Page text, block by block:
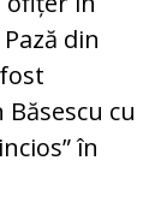
din
cu
în